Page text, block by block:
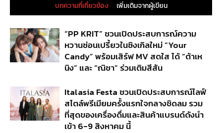
บทความที่เกี่ยวข้อง เพิ่มเติมจากผู้เขียน
“PP KRIT” ชวนเปิดประสบการณ์ความ
หวานซ่อนเปรี้ยวในซิงเกิลใหม่ “Your
Candy” พร้อมเสิร์ฟ MV สดใส ได้ “ต้าเห
นิง” และ “ณิชา” ร่วมเติมสีสัน
Italasia Festa ชวนเปิดประสบการณ์ไลฟ์
สไตล์พรีเมียมครั้งแรกใจกลางชิดลม รวม
ที่สุดของเครื่องดื่มและสินค้าแบรนด์ดังนำ
เข้า 6-9 สิงหาคม นี้